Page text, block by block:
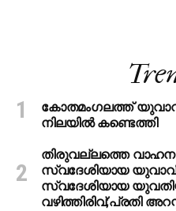
കോതമംഗലത്ത്
നിലയിൽ കണ്ടെത്തി
തിരുവല്ലത്തെ
സ്വദേശിയായ
സ്വദേശിയായ
വഴിത്തിരിവ്;പ്രതി